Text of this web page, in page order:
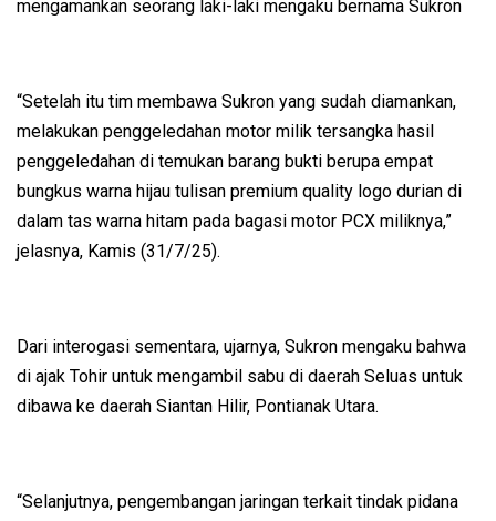
mengamankan seorang laki-laki mengaku bernama Sukron
“Setelah itu tim membawa Sukron yang sudah diamankan,
melakukan penggeledahan motor milik tersangka hasil
penggeledahan di temukan barang bukti berupa empat
bungkus warna hijau tulisan premium quality logo durian di
dalam tas warna hitam pada bagasi motor PCX miliknya,”
jelasnya, Kamis (31/7/25).
Dari interogasi sementara, ujarnya, Sukron mengaku bahwa
di ajak Tohir untuk mengambil sabu di daerah Seluas untuk
dibawa ke daerah Siantan Hilir, Pontianak Utara.
“Selanjutnya, pengembangan jaringan terkait tindak pidana